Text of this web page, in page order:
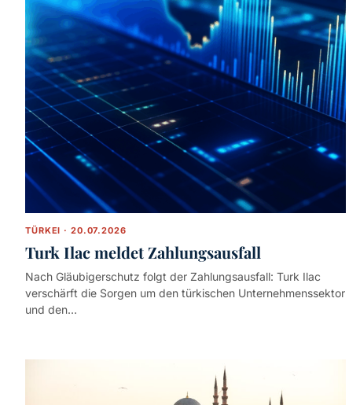
TÜRKEI · 20.07.2026
Turk Ilac meldet Zahlungsausfall
Nach Gläubigerschutz folgt der Zahlungsausfall: Turk Ilac
verschärft die Sorgen um den türkischen Unternehmenssektor
und den…